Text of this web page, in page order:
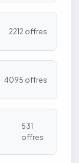
2212 offres
4095 offres
531
offres